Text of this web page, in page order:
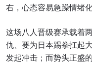
右，心态容易急躁情绪
这场八人晋级赛承载着
仇、要为日本踢拳扛起
发起冲击；而势头正盛